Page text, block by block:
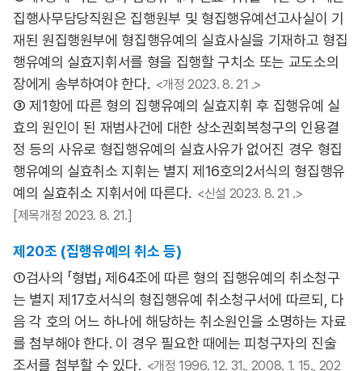
집행사무담당직원은 집행원부 및 형집행유예선고사실이 기
재된 원집행원부에 형집행유예의 실효사실을 기재하고 형집
행유예의 실효지휘서를 형을 집행할 구치소 또는 교도소의
장에게 송부하여야 한다. <개정 2023. 8. 21 .>
③ 제1항에 따른 형의 집행유예의 실효지휘 후 집행유예 실
효의 원인이 된 재범사건에 대한 상소권회복청구의 인용결
정 등의 사유로 형집행유예의 실효사유가 없어진 경우 형집
행유예의 실효취소 지휘는 별지 제16호의2서식의 형집행유
예의 실효취소 지휘서에 따른다. <신설 2023. 8. 21 .>
[제목개정 2023. 8. 21.]
제20조 (집행유예의 취소 등)
①검사의 「형법」 제64조에 따른 형의 집행유예의 취소청구
는 별지 제17호서식의 형집행유예 취소청구서에 따르되, 다
음 각 호의 어느 하나에 해당하는 취소원인을 소명하는 자료
를 첨부해야 한다. 이 경우 필요한 때에는 피청구자의 진술
조서를 첨부할 수 있다. <개정 1996. 12. 31., 2008. 1. 15., 202